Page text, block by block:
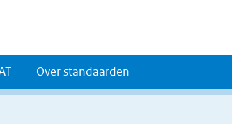
Over standaarden